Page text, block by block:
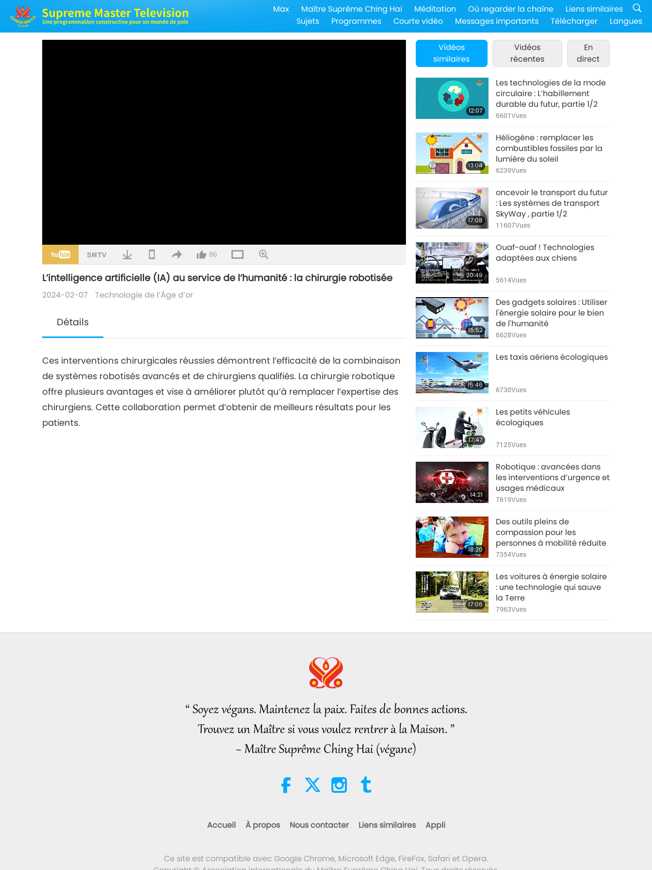
Max Maître Suprême Ching Hai Méditation Où regarder la chaîne
Liens similaires
Sujets
Programmes Courte vidéo Messages importants Télécharger Langues
86
L’intelligence artificielle (IA) au service de l’humanité : la chirurgie robotisée
2024-02-07 Technologie de l’Âge d’or
Détails
Ces interventions chirurgicales réussies démontrent l’efficacité de la combinaison
de systèmes robotisés avancés et de chirurgiens qualifiés. La chirurgie robotique
offre plusieurs avantages et vise à améliorer plutôt qu’à remplacer l’expertise des
chirurgiens. Cette collaboration permet d’obtenir de meilleurs résultats pour les
patients.
Vidéos
similaires
Vidéos
récentes
En
direct
12:07
Les technologies de la mode
circulaire : L’habillement
durable du futur, partie 1/2
6601Vues
13:04
Héliogène : remplacer les
combustibles fossiles par la
lumière du soleil
6239Vues
17:08
oncevoir le transport du futur
: Les systèmes de transport
SkyWay , partie 1/2
11607Vues
20:49
Ouaf-ouaf ! Technologies
adaptées aux chiens
5614Vues
15:52
Des gadgets solaires : Utiliser
l'énergie solaire pour le bien
de l'humanité
6628Vues
15:46
Les taxis aériens écologiques
6730Vues
17:47
Les petits véhicules
écologiques
7125Vues
14:21
Robotique : avancées dans
les interventions d’urgence et
usages médicaux
7619Vues
18:20
Des outils pleins de
compassion pour les
personnes à mobilité réduite
7354Vues
17:06
Les voitures à énergie solaire
: une technologie qui sauve
la Terre
7963Vues
“ Soyez végans. Maintenez la paix. Faites de bonnes actions.
Trouvez un Maître si vous voulez rentrer à la Maison. ”
~ Maître Suprême Ching Hai (végane)
Accueil À propos Nous contacter Liens similaires Appli
Ce site est compatible avec Google Chrome, Microsoft Edge, FireFox, Safari et Opera.